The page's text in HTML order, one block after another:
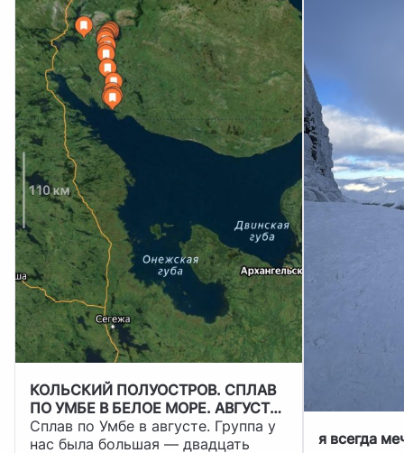
КОЛЬСКИЙ ПОЛУОСТРОВ. СПЛАВ
ПО УМБЕ В БЕЛОЕ МОРЕ. АВГУСТ
2024Г.
Сплав по Умбе в августе. Группа у
нас была большая — двадцать
я всегда